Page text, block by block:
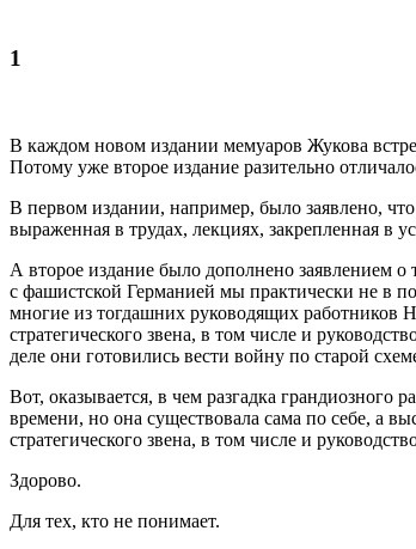
1
В каждом новом издании мемуаров Жукова
Потому уже второе издание разительно
В первом издании, например, было заявлено,
выраженная в трудах, лекциях, закрепленная
А второе издание было дополнено заявлением
с фашистской Германией мы практически не в
многие из тогдашних руководящих работников
стратегического звена, в том числе и
деле они готовились вести войну по старой
Вот, оказывается, в чем разгадка
времени, но она существовала сама по себе, а
стратегического звена, в том числе и
Здорово.
Для тех, кто не понимает.